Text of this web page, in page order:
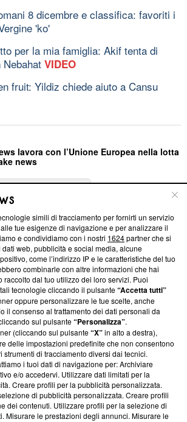
8 dicembre e classifica: favoriti i
'ko'
per la mia famiglia: Akif tenta di
VIDEO
fruit: Yildiz chiede aiuto a Cansu
lavora con l’Unione Europea nella lotta
news
informazioni trasparenti su Blasting
editoriali e su come ci impegniamo a
Inoltre, afferma la nostra aderenza a
with Integrity’Blasting News non è
programma, ma ha richiesto di farne
non ha ancora effettuato una verifica di
simili di tracciamento per fornirti un servizio
tue esigenze di navigazione e per analizzare il
e condividiamo con i nostri 1624partner che si
web, pubblicità e social media, alcune
come l’indirizzo IP e le caratteristiche del tuo
combinarle con altre informazioni che hai
raccolto dal tuo utilizzo dei loro servizi. Puoi
tecnologie cliccando il pulsante“Accetta tutti”
oppure personalizzare le tue scelte, anche
il consenso al trattamento dei dati personali da
sul pulsante“Personalizza”.
(cliccando sul pulsante“X”in alto a destra),
delle impostazioni predefinite che non consentono
strumenti di tracciamento diversi dai tecnici.
i tuoi dati di navigazione per: Archiviare
e/o accedervi. Utilizzare dati limitati per la
Creare profili per la pubblicità personalizzata.
di pubblicità personalizzata. Creare profili
dei contenuti. Utilizzare profili per la selezione di
Misurare le prestazioni degli annunci. Misurare le